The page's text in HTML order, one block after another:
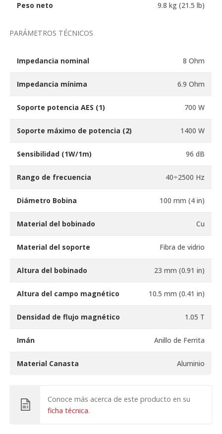
Peso neto 9.8 kg (21.5 lb)
PARÁMETROS TÉCNICOS
Impedancia nominal 8 Ohm
Impedancia mínima 6.9 Ohm
Soporte potencia AES (1) 700 W
Soporte máximo de potencia (2) 1400 W
Sensibilidad (1W/1m) 96 dB
Rango de frecuencia 40÷2500 Hz
Diámetro Bobina 100 mm (4 in)
Material del bobinado Cu
Material del soporte Fibra de vidrio
Altura del bobinado 23 mm (0.91 in)
Altura del campo magnético 10.5 mm (0.41 in)
Densidad de flujo magnético 1.05 T
Imán Anillo de Ferrita
Material Canasta Aluminio
Conoce más acerca de este producto en su
ficha técnica.